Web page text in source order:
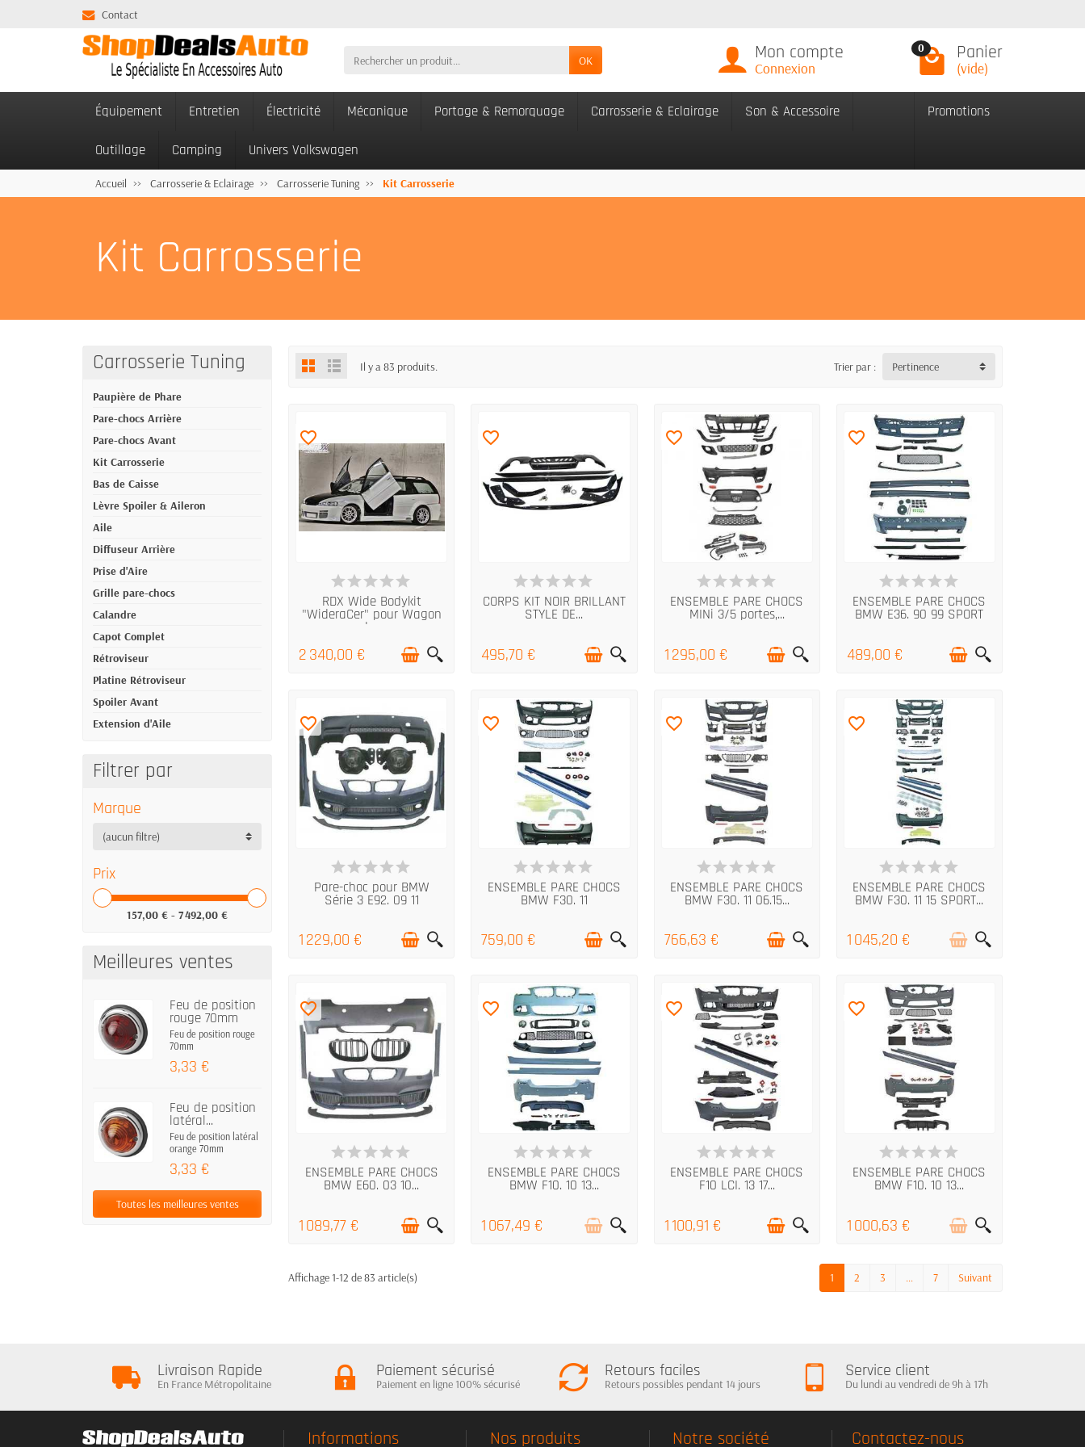
Contact
OK Mon compte
Connexion
0 Panier
(vide)
Équipement Entretien Électricité Mécanique Portage & Remorquage Carrosserie & Eclairage Son & Accessoire
Outillage Camping Univers Volkswagen
Promotions
Accueil Carrosserie & Eclairage Carrosserie Tuning Kit Carrosserie
Kit Carrosserie
Carrosserie Tuning
Paupière de Phare
Pare-chocs Arrière
Pare-chocs Avant
Kit Carrosserie
Bas de Caisse
Lèvre Spoiler & Aileron
Aile
Diffuseur Arrière
Prise d'Aire
Grille pare-chocs
Calandre
Capot Complet
Rétroviseur
Platine Rétroviseur
Spoiler Avant
Extension d'Aile
Filtrer par
Marque
(aucun filtre)
Prix
157,00 € - 7 492,00 €
Meilleures ventes
Feu de position
rouge 70mm
Feu de position rouge
70mm
3,33 €
Feu de position
latéral...
Feu de position latéral
orange 70mm
3,33 €
Toutes les meilleures ventes
Il y a 83 produits. Trier par : Pertinence
EN STOCK
favorite_border
RDX Wide Bodykit
"WideraCer" pour Wagon
de...
2 340,00 €
EN STOCK
favorite_border
CORPS KIT NOIR BRILLANT
STYLE DE...
495,70 €
DERNIERS ARTICLES EN STOCK
favorite_border
ENSEMBLE PARE CHOCS
MINi 3/5 portes,...
1 295,00 €
DERNIERS ARTICLES EN STOCK
favorite_border
ENSEMBLE PARE CHOCS
BMW E36. 90 99 SPORT
489,00 €
DERNIERS ARTICLES EN STOCK
favorite_border
Pare-choc pour BMW
Série 3 E92. 09 11
1 229,00 €
EN STOCK
favorite_border
ENSEMBLE PARE CHOCS
BMW F30. 11
759,00 €
EN STOCK
favorite_border
ENSEMBLE PARE CHOCS
BMW F30. 11 06.15...
766,63 €
RUPTURE DE STOCK
favorite_border
ENSEMBLE PARE CHOCS
BMW F30. 11 15 SPORT...
1 045,20 €
DERNIERS ARTICLES EN STOCK
favorite_border
ENSEMBLE PARE CHOCS
BMW E60. 03 10...
1 089,77 €
RUPTURE DE STOCK
favorite_border
ENSEMBLE PARE CHOCS
BMW F10. 10 13...
1 067,49 €
EN STOCK
favorite_border
ENSEMBLE PARE CHOCS
F10 LCI. 13 17...
1 100,91 €
RUPTURE DE STOCK
favorite_border
ENSEMBLE PARE CHOCS
BMW F10. 10 13...
1 000,63 €
Affichage 1-12 de 83 article(s) 1 2 3 … 7 Suivant
Livraison Rapide
En France Métropolitaine
Paiement sécurisé
Paiement en ligne 100% sécurisé
Retours faciles
Retours possibles pendant 14 jours
Service client
Du lundi au vendredi de 9h à 17h
Informations Nos produits Notre société Contactez-nous